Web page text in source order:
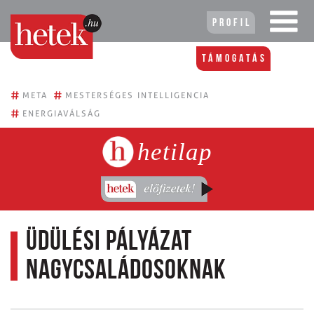
Profil
Támogatás
# META # MESTERSÉGES INTELLIGENCIA
# ENERGIAVÁLSÁG
hetilap
Üdülési pályázat
nagycsaládosoknak